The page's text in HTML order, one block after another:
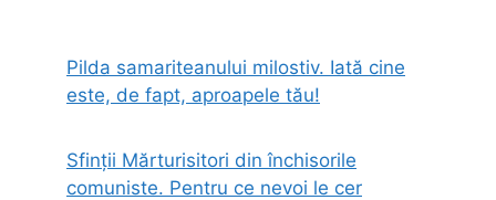
Pilda samariteanului milostiv. Iată cine
este, de fapt, aproapele tău!
Sfinții Mărturisitori din închisorile
comuniste. Pentru ce nevoi le cer